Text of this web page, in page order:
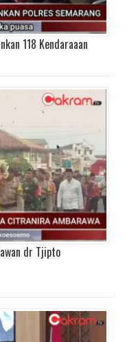
118 Kendaraaan
dr Tjipto